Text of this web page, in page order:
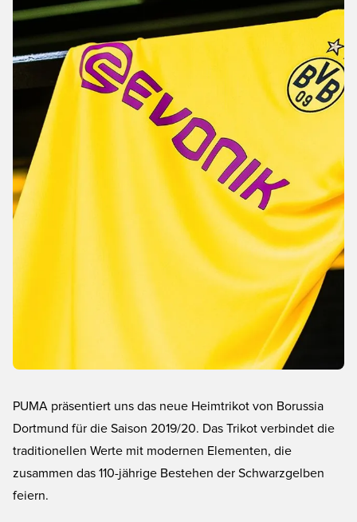
PUMA präsentiert uns das neue Heimtrikot von Borussia
Dortmund für die Saison 2019/20. Das Trikot verbindet die
traditionellen Werte mit modernen Elementen, die
zusammen das 110-jährige Bestehen der Schwarzgelben
feiern.